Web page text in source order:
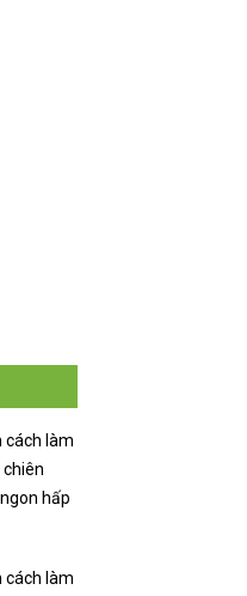
cách làm
hấp
cách làm